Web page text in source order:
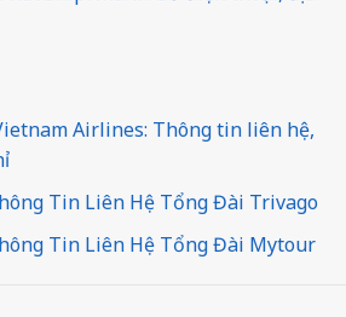
Airlines: Thông tin liên hệ,
Tin Liên Hệ Tổng Đài Trivago
Tin Liên Hệ Tổng Đài Mytour